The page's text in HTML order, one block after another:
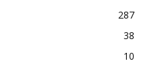
287
38
10